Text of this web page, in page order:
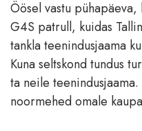
Öösel vastu
G4S patrull, kuidas
tankla teenindusjaama
Kuna seltskond tundus
ta neile
noormehed omale